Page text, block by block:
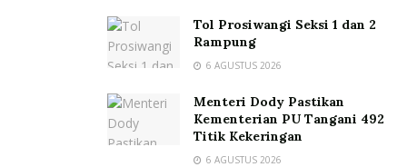
Tol Prosiwangi Seksi 1 dan 2
Rampung
6 AGUSTUS 2026
Menteri Dody Pastikan
Kementerian PU Tangani 492
Titik Kekeringan
6 AGUSTUS 2026